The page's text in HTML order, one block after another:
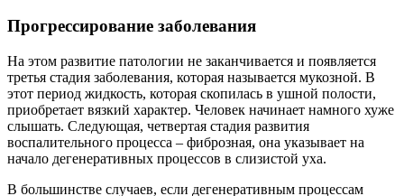
Прогрессирование заболевания
На этом развитие патологии не заканчивается и появляется
третья стадия заболевания, которая называется мукозной. В
этот период жидкость, которая скопилась в ушной полости,
приобретает вязкий характер. Человек начинает намного хуже
слышать. Следующая, четвертая стадия развития
воспалительного процесса – фиброзная, она указывает на
начало дегенеративных процессов в слизистой уха.
В большинстве случаев, если дегенеративным процессам